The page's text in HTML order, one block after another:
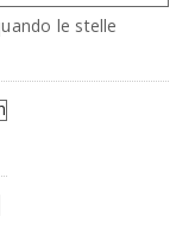
le stelle